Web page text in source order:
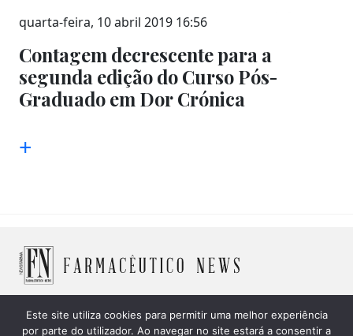
quarta-feira, 10 abril 2019 16:56
Contagem decrescente para a
segunda edição do Curso Pós-
Graduado em Dor Crónica
+
© 2026 Farmacêutico News -Política de Cookies |Política
Este site utiliza cookies para permitir uma melhor experiência
por parte do utilizador. Ao navegar no site estará a consentir a